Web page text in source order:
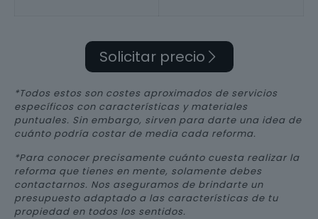
Solicitar precio
*Todos estos son costes aproximados de servicios
específicos con características y materiales
puntuales. Sin embargo, sirven para darte una idea de
cuánto podría costar de media cada reforma.
*Para conocer precisamente cuánto cuesta realizar la
reforma que tienes en mente, solamente debes
contactarnos. Nos aseguramos de brindarte un
presupuesto adaptado a las características de tu
propiedad en todos los sentidos.